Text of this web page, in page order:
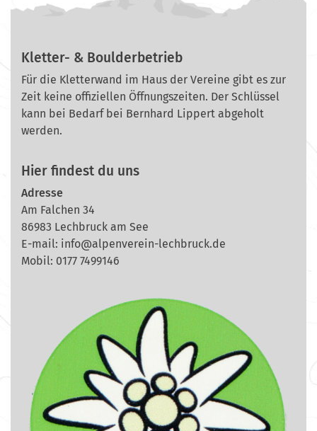
Kletter- & Boulderbetrieb
Für die Kletterwand im Haus der Vereine gibt es zur
Zeit keine offiziellen Öffnungszeiten. Der Schlüssel
kann bei Bedarf bei Bernhard Lippert abgeholt
werden.
Hier findest du uns
Adresse
Am Falchen 34
86983 Lechbruck am See
E-mail: info@alpenverein-lechbruck.de
Mobil: 0177 7499146